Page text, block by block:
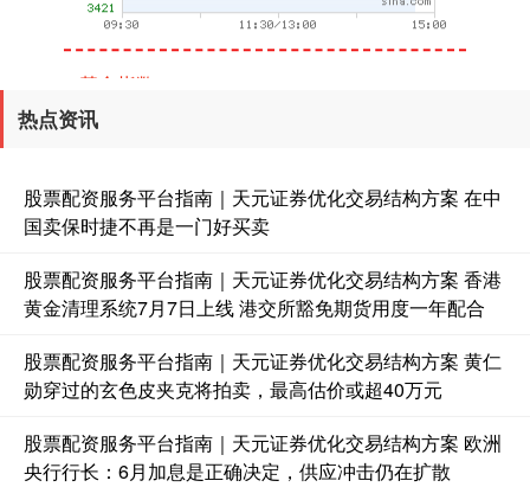
基金指数 7241.23 +11.43 +0.16%
国债指数 229.69 +0.10 +0.04%
热点资讯
股票配资服务平台指南｜天元证券优化交易结构方案 在中
国卖保时捷不再是一门好买卖
股票配资服务平台指南｜天元证券优化交易结构方案 香港
黄金清理系统7月7日上线 港交所豁免期货用度一年配合
股票配资服务平台指南｜天元证券优化交易结构方案 黄仁
勋穿过的玄色皮夹克将拍卖，最高估价或超40万元
股票配资服务平台指南｜天元证券优化交易结构方案 欧洲
央行行长：6月加息是正确决定，供应冲击仍在扩散